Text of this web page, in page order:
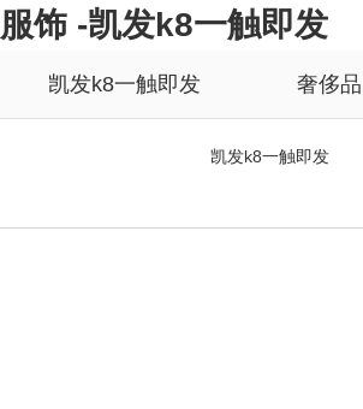
服饰 -凯发k8一触即发
凯发k8一触即发 奢侈品
凯发k8一触即发